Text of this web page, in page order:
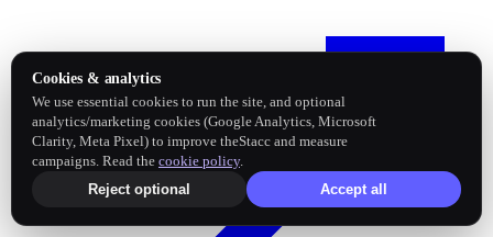
Cookies & analytics
We use essential cookies to run the site, and optional
analytics/marketing cookies (Google Analytics, Microsoft
Clarity, Meta Pixel) to improve theStacc and measure
campaigns. Read the cookie policy.
Reject optional
Accept all